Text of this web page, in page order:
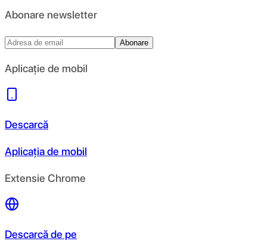
Abonare newsletter
Abonare
Aplicație de mobil
Descarcă
Aplicația de mobil
Extensie Chrome
Descarcă de pe